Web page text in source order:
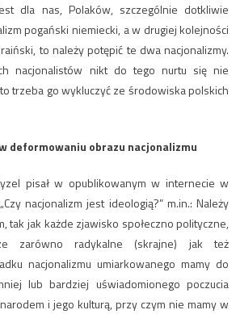
dla nas, Polaków, szczególnie dotkliwie
pogański niemiecki, a w drugiej kolejności
to należy potępić te dwa nacjonalizmy.
nacjonalistów nikt do tego nurtu się nie
trzeba go wykluczyć ze środowiska polskich
deformowaniu obrazu nacjonalizmu
pisał w opublikowanym w internecie w
nacjonalizm jest ideologią?” m.in.: Należy
tak jak każde zjawisko społeczno polityczne,
zarówno radykalne (skrajne) jak też
nacjonalizmu umiarkowanego mamy do
lub bardziej uświadomionego poczucia
i jego kulturą, przy czym nie mamy w